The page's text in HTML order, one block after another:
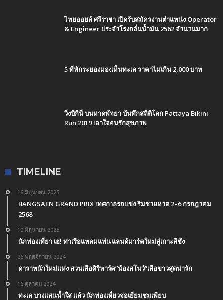
ไทยออยล์ ศรีราชา เปิดรับสมัครงานตำแหน่ง Operator
& Engineer ประจำโรงกลั่นน้ำมัน 2562 จำนวนมาก
5 ที่พักระยองมองเห็นทะเล ราคาไม่เกิน 2,000 บาท
วิ่งบิกินี่ บนหาดพัทยา บันทึกสถิติโลก Pattaya Bikini
Run 2019 เอาใจคนรักสุขภาพ
TIMELINE
16 มิถุนายน 2025
BANGSAEN GRAND PRIX เทศกาลรถแข่ง ริมชายหาด 2–6 กรกฎาคม
2568
10 มิถุนายน 2025
นักท่องเที่ยว เฮ! ท่าเรือแหลมแท่น แลนด์มาร์คใหม่สู่เกาะสีชัง
26 พฤศจิกายน 2024
ดาราหน้าใหม่แห่ง สวนเสือศิริพาร์ค”น้องสโนว์”เสือขาวสุดน่ารัก
16 ตุลาคม 2024
ทะเล บางแสนน้ำใส แล้ว นักท่องเที่ยวจ่อเยี่ยมชมเพียบ